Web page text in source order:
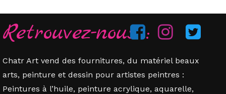
Retrouvez-nous :
Chatr Art vend des fournitures, du matériel beaux
arts, peinture et dessin pour artistes peintres :
Peintures à l’huile, peinture acrylique, aquarelle,